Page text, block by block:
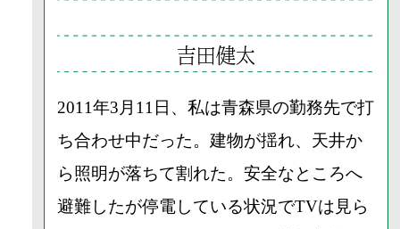
吉田健太
2011年3月11日、私は青森県の勤務先で打
ち合わせ中だった。建物が揺れ、天井か
ら照明が落ちて割れた。安全なところへ
避難したが停電している状況でTVは見ら